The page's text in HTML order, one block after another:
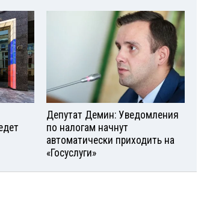
Депутат Демин: Уведомления
по налогам начнут
автоматически приходить на
«Госуслуги»